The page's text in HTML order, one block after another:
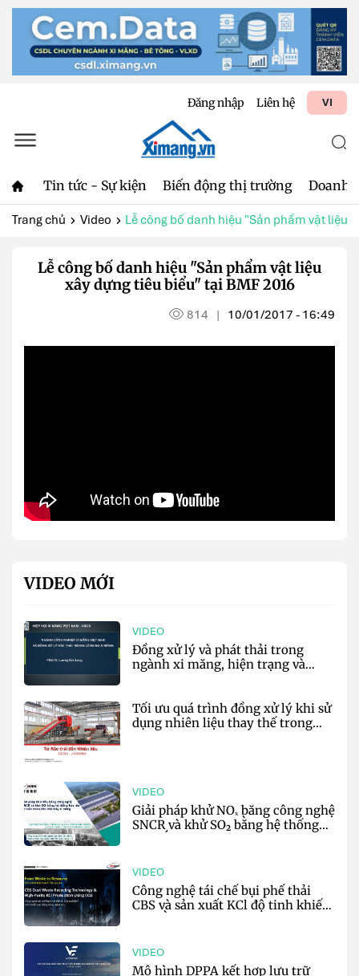
Đăng nhập Liên hệ VI
Tin tức - Sự kiện Biến động thị trường Doanh
Trang chủ Video Lễ công bố danh hiệu "Sản phẩm vật liệu
Lễ công bố danh hiệu "Sản phẩm vật liệu
xây dựng tiêu biểu" tại BMF 2016
814 | 10/01/2017 - 16:49
VIDEO MỚI
VIDEO
Đồng xử lý và phát thải trong
ngành xi măng, hiện trạng và
Tối ưu quá trình đồng xử lý khi sử
dụng nhiên liệu thay thế trong
VIDEO
Giải pháp khử NOₓ bằng công nghệ
SNCR và khử SO₂ bằng hệ thống
VIDEO
Công nghệ tái chế bụi phế thải
CBS và sản xuất KCl độ tinh khiết
VIDEO
Mô hình DPPA kết hợp lưu trữ